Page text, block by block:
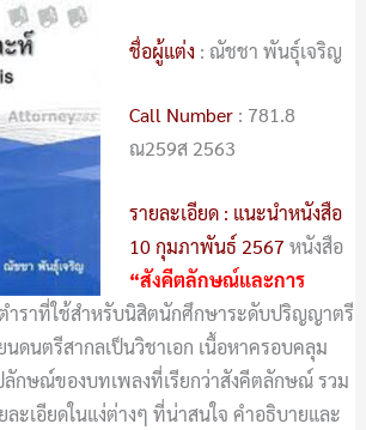
ชื่อผู้แต่ง : ณัชชา พันธุ์เจริญ
Call Number: 781.8
ณ259ส 2563
รายละเอียด : แนะนำหนังสือ
10 กุมภาพันธ์ 2567 หนังสือ
“สังคีตลักษณ์และการ
ำราที่ใช้สำหรับนิสิตนักศึกษาระดับปริญญาตรี
ดนตรีสากลเป็นวิชาเอก เนื้อหาครอบคลุม
ปลักษณ์ของบทเพลงที่เรียกว่าสังคีตลักษณ์ รวม
ละเอียดในแง่ต่างๆ ที่น่าสนใจ คำอธิบายและ